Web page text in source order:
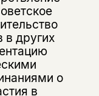
в других
о
в